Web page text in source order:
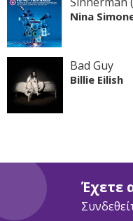
Nina
Bad Guy
Billie Eilish
Έχετε